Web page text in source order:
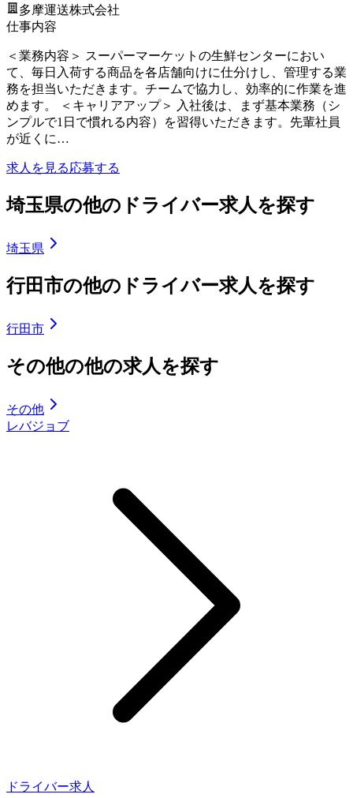
多摩運送株式会社
仕事内容
＜業務内容＞ スーパーマーケットの生鮮センターにおい
て、毎日入荷する商品を各店舗向けに仕分けし、管理する業
務を担当いただきます。チームで協力し、効率的に作業を進
めます。 ＜キャリアアップ＞ 入社後は、まず基本業務（シ
ンプルで1日で慣れる内容）を習得いただきます。先輩社員
が近くに…
求人を見る応募する
埼玉県の他のドライバー求人を探す
埼玉県
行田市の他のドライバー求人を探す
行田市
その他の他の求人を探す
その他
レバジョブ
ドライバー求人